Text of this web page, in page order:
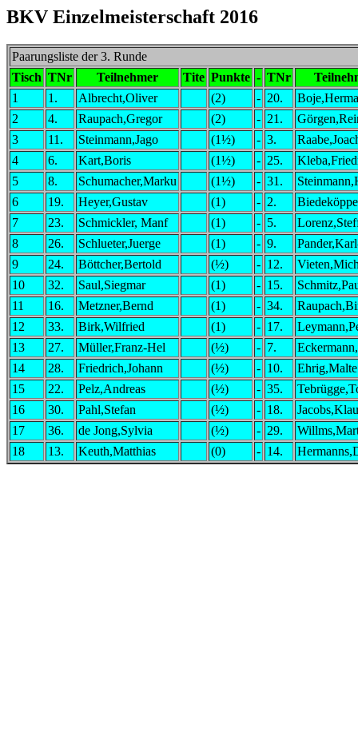
BKV Einzelmeisterschaft 2016
Paarungsliste der 3. Runde
Tisch TNr Teilnehmer Tite Punkte - TNr
1
1. Albrecht,Oliver (2) - 20.
2
4. Raupach,Gregor (2) - 21.
3
11. Steinmann,Jago (1½) - 3.
4
6. Kart,Boris (1½) - 25.
5
8. Schumacher,Marku (1½) - 31.
6
19. Heyer,Gustav (1) - 2.
7
23. Schmickler, Manf (1) - 5.
8
26. Schlueter,Juerge (1) - 9.
9
24. Böttcher,Bertold (½) - 12.
10
32. Saul,Siegmar (1) - 15.
11
16. Metzner,Bernd (1) - 34.
12
33. Birk,Wilfried (1) - 17.
13
27. Müller,Franz-Hel (½) - 7.
14
28. Friedrich,Johann (½) - 10.
Ehrig,Malte
15
22. Pelz,Andreas (½) - 35.
16
30. Pahl,Stefan (½) - 18.
17
36. de Jong,Sylvia (½) - 29.
18
13. Keuth,Matthias (0) - 14.